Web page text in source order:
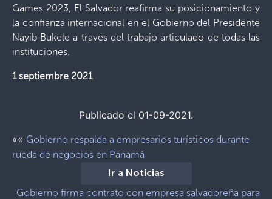
Games 2023, El Salvador reafirma su posicionamiento y
la confianza internacional en el Gobierno del Presidente
Nayib Bukele a través del trabajo articulado de todas las
instituciones.
1 septiembre 2021
Publicado el 01-09-2021.
«« Gobierno respalda a empresarios turísticos durante
rueda de negocios en Panamá
Ir a Noticias
Gobierno firma contrato con empresa salvadoreña para